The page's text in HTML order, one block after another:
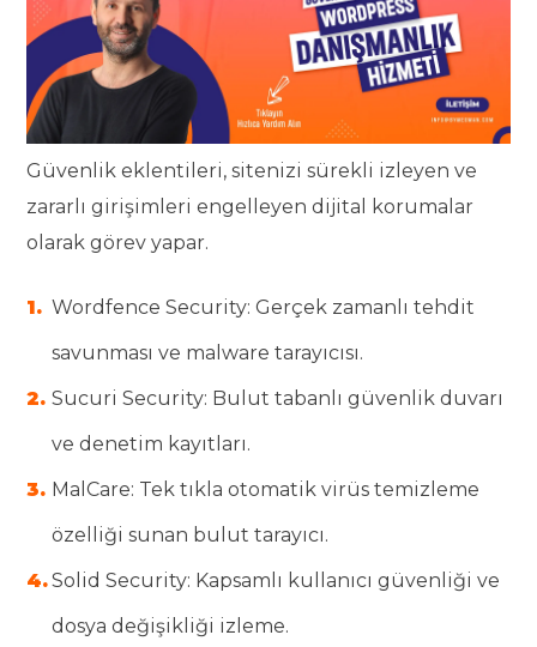
Güvenlik eklentileri, sitenizi sürekli izleyen ve
zararlı girişimleri engelleyen dijital korumalar
olarak görev yapar.
Wordfence Security: Gerçek zamanlı tehdit
savunması ve malware tarayıcısı.
Sucuri Security: Bulut tabanlı güvenlik duvarı
ve denetim kayıtları.
MalCare: Tek tıkla otomatik virüs temizleme
özelliği sunan bulut tarayıcı.
Solid Security: Kapsamlı kullanıcı güvenliği ve
dosya değişikliği izleme.